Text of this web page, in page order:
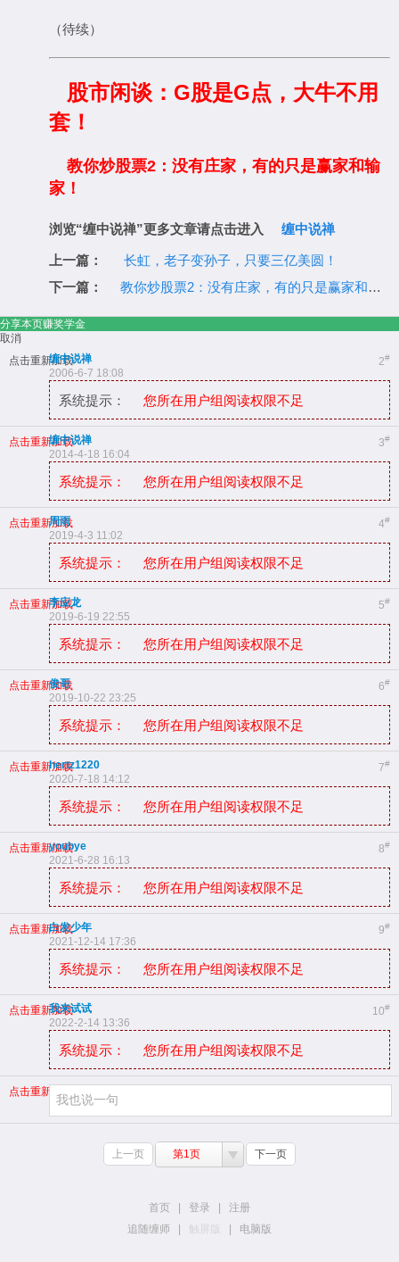
（待续）
股市闲谈：G股是G点，大牛不用
套！
教你炒股票2：没有庄家，有的只是赢家和输
家！
浏览“缠中说禅”更多文章请点击进入 缠中说禅
上一篇：
长虹，老子变孙子，只要三亿美圆！
下一篇：
教你炒股票2：没有庄家，有的只是赢家和输家！
分享本页赚奖学金
取消
点击重新加载
2#
缠中说禅
2006-6-7 18:08
系统提示： 您所在用户组阅读权限不足
点击重新加载 3#
缠中说禅
2014-4-18 16:04
系统提示： 您所在用户组阅读权限不足
点击重新加载 4#
周雨
2019-4-3 11:02
系统提示： 您所在用户组阅读权限不足
点击重新加载 5#
李应龙
2019-6-19 22:55
系统提示： 您所在用户组阅读权限不足
点击重新加载 6#
俊哥
2019-10-22 23:25
系统提示： 您所在用户组阅读权限不足
点击重新加载 7#
hertz1220
2020-7-18 14:12
系统提示： 您所在用户组阅读权限不足
点击重新加载 8#
youbye
2021-6-28 16:13
系统提示： 您所在用户组阅读权限不足
点击重新加载 9#
白发少年
2021-12-14 17:36
系统提示： 您所在用户组阅读权限不足
点击重新加载 10#
我来试试
2022-2-14 13:36
系统提示： 您所在用户组阅读权限不足
点击重新加载
上一页 第1页 下一页
首页 登录
注册
追随缠师
触屏版 电脑版